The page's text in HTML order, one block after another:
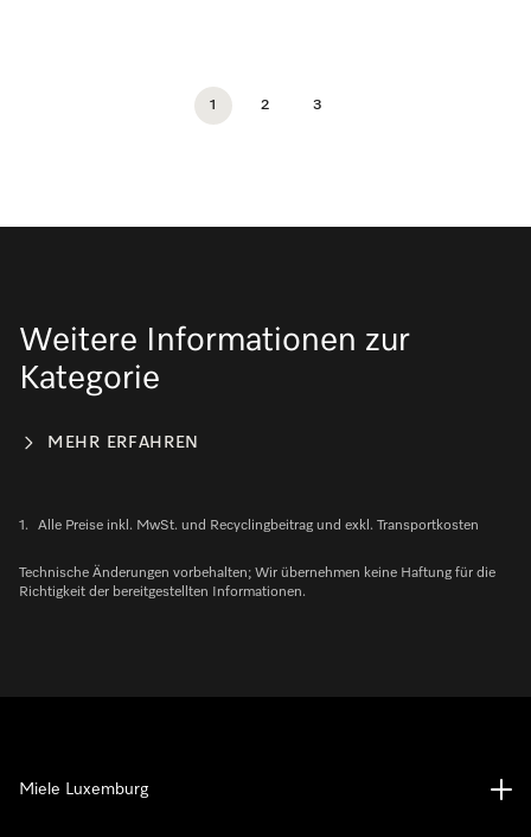
1 2 3
Weitere Informationen zur
Kategorie
MEHR ERFAHREN
1. Alle Preise inkl. MwSt. und Recyclingbeitrag und exkl. Transportkosten
Technische Änderungen vorbehalten; Wir übernehmen keine Haftung für die
Richtigkeit der bereitgestellten Informationen.
Miele Luxemburg